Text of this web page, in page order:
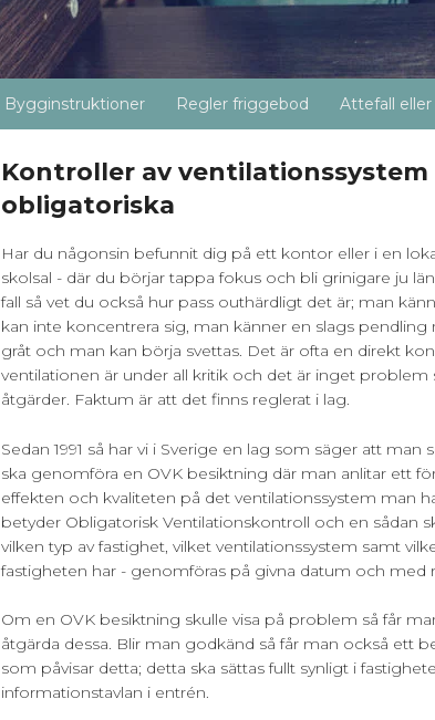
Bygginstruktioner Regler friggebod Attefall
Kontroller av ventilationssystem
obligatoriska
Har du någonsin befunnit dig på ett kontor eller i en
skolsal - där du börjar tappa fokus och bli grinigare ju
fall så vet du också hur pass outhärdligt det är; man
kan inte koncentrera sig, man känner en slags pendling
gråt och man kan börja svettas. Det är ofta en direkt
ventilationen är under all kritik och det är inget problem
åtgärder. Faktum är att det finns reglerat i lag.
Sedan 1991 så har vi i Sverige en lag som säger att man
ska genomföra en OVK besiktning där man anlitar ett
effekten och kvaliteten på det ventilationssystem man
betyder Obligatorisk Ventilationskontroll och en sådan
vilken typ av fastighet, vilket ventilationssystem samt
fastigheten har - genomföras på givna datum och med
Om en OVK besiktning skulle visa på problem så får
åtgärda dessa. Blir man godkänd så får man också ett
som påvisar detta; detta ska sättas fullt synligt i
informationstavlan i entrén.